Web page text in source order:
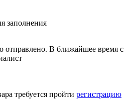
заполнения
отправлено. В ближайшее время с
требуется пройти регистрацию